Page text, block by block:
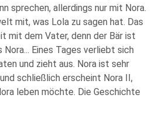
sprechen, allerdings nur mit Nora.
mit, was Lola zu sagen hat. Das
mit dem Vater, denn der Bär ist
Eines Tages verliebt sich
und zieht aus. Nora ist sehr
schließlich erscheint Nora II,
leben möchte. Die Geschichte